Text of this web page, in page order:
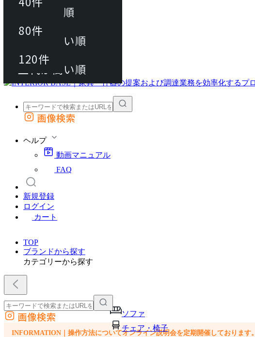
動画マニュアル
FAQ
カート
外部サイトの商品をカートに追加
画像検索
ヘルプ
動画マニュアル
FAQ
新規登録
ログイン
カート
TOP
ブランドから探す
カテゴリーから探す
ソファ
チェア・椅子
外部サイトの商品をカートに追加
他のサイトで見つけた商品ページのURLを貼り付けて、カートに追加できます
画像検索
INFORMATION｜操作方法についてオンライン説明会を定期開催しております。
80件
120件
おすすめ順
上代が安い順
上代が高い順
80件
120件